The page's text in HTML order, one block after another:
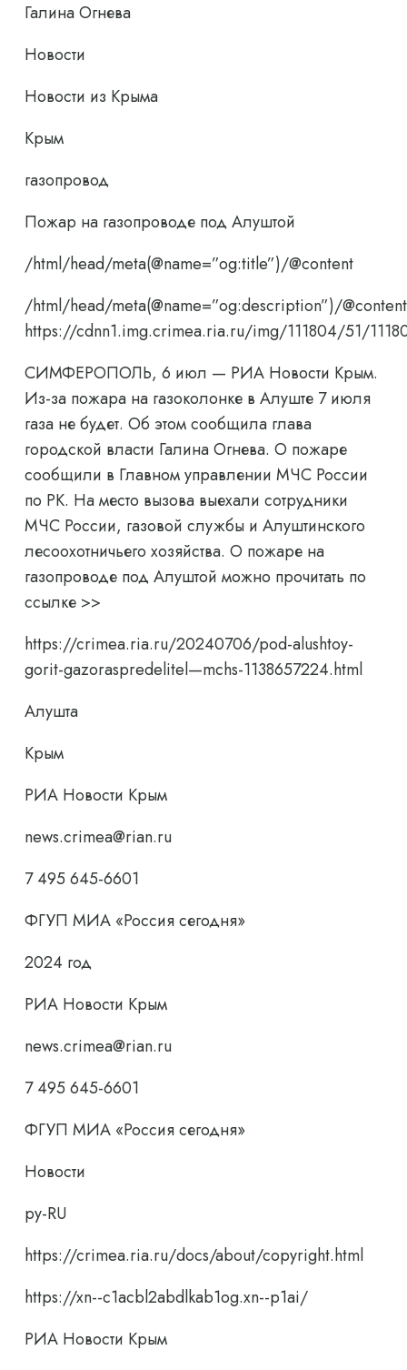
Галина Огнева
Новости
Новости из Крыма
Крым
газопровод
Пожар на газопроводе под Алуштой
/html/head/meta(@name=”og:title”)/@content
/html/head/meta(@name=”og:description”)/@content
https://cdnn1.img.crimea.ria.ru/img/111804/51/
СИМФЕРОПОЛЬ, 6 июл — РИА Новости Крым.
Из-за пожара на газоколонке в Алуште 7 июля
газа не будет. Об этом сообщила глава
городской власти Галина Огнева. О пожаре
сообщили в Главном управлении МЧС России
по РК. На место вызова выехали сотрудники
МЧС России, газовой службы и Алуштинского
лесоохотничьего хозяйства. О пожаре на
газопроводе под Алуштой можно прочитать по
ссылке >>
https://crimea.ria.ru/20240706/pod-alushtoy-
gorit-gazoraspredelitel—mchs-1138657224.html
Алушта
Крым
РИА Новости Крым
news.crimea@rian.ru
7 495 645-6601
ФГУП МИА «Россия сегодня»
2024 год
РИА Новости Крым
news.crimea@rian.ru
7 495 645-6601
ФГУП МИА «Россия сегодня»
Новости
ру-RU
https://crimea.ria.ru/docs/about/copyright.html
https://xn--c1acbl2abdlkab1og.xn--p1ai/
РИА Новости Крым